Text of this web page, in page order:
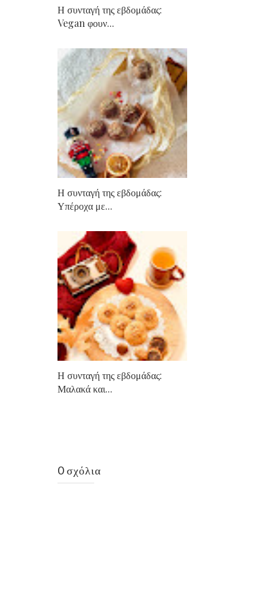
Η συνταγή της εβδομάδας:
Vegan φουν...
Η συνταγή της εβδομάδας:
Υπέροχα με...
Η συνταγή της εβδομάδας:
Μαλακά και...
0 σχόλια